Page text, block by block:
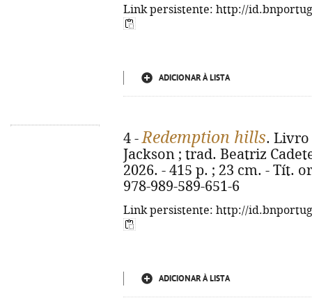
Link persistente: http://
ADICIONAR À LISTA
4 -Redemption hills. Livro
Jackson ; trad. Beatriz
2026. - 415 p. ; 23 cm. - Tít.
978-989-589-651-6
Link persistente: http://
ADICIONAR À LISTA